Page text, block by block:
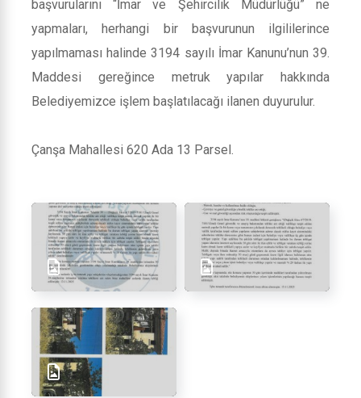
başvurularını “İmar ve Şehircilik Müdürlüğü” ne
yapmaları, herhangi bir başvurunun ilgililerince
yapılmaması halinde 3194 sayılı İmar Kanunu’nun 39.
Maddesi gereğince metruk yapılar hakkında
Belediyemizce işlem başlatılacağı ilanen duyurulur.
Çanşa Mahallesi 620 Ada 13 Parsel.